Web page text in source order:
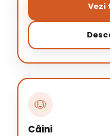
Vezi
🐶
Câini